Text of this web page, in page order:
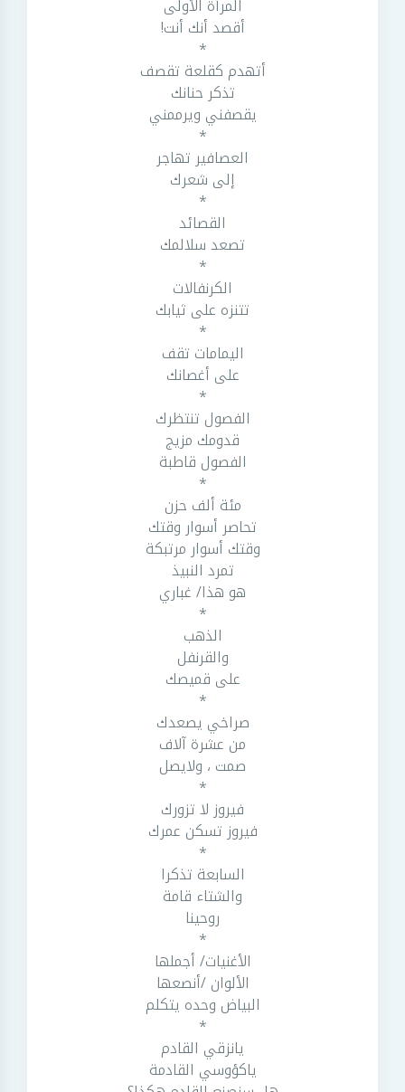
المرأة الأولى
أقصد أنك أنت!
*
أتهدم كقلعة تقصف
تذكر حنانك
يقصفني ويرممني
*
العصافير تهاجر
إلى شعرك
*
القصائد
تصعد سلالمك
*
الكرنفالات
تتنزه على ثيابك
*
اليمامات تقف
على أغصانك
*
الفصول تنتظرك
قدومك مزيج
الفصول قاطبة
*
مئة ألف حزن
تحاصر أسوار وقتك
وقتك أسوار مرتبكة
تمرد النبيذ
هو هذا/ غباري
*
الذهب
والقرنفل
على قميصك
*
صراخي يصعدك
من عشرة آلاف
صمت ، ولايصل
*
فيروز لا تزورك
فيروز تسكن عمرك
*
السابعة تذكرا
والشتاء قامة
روحينا
*
الأغنيات/ أجملها
الألوان /أنصعها
البياض وحده يتكلم
*
يانزقي القادم
ياكؤوسي القادمة